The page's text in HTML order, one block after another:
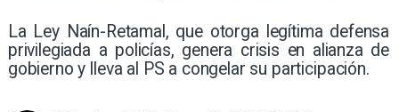
La Ley Naín-Retamal, que otorga legítima defensa
privilegiada a policías, genera crisis en alianza de
gobierno y lleva al PS a congelar su participación.